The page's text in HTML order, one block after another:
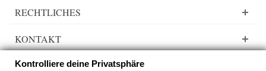
RECHTLICHES
KONTAKT
Kontrolliere deine Privatsphäre